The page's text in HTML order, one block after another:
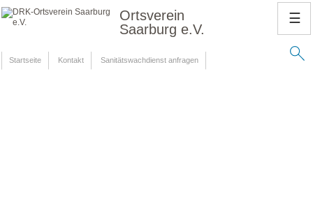
Ortsverein
Saarburg e.V.
Startseite Kontakt Sanitätswachdienst anfragen
☰